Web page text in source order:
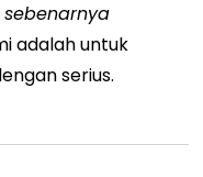
sebenarnya
adalah untuk
serius.